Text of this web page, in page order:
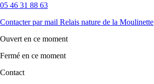
05 46 31 88 63
Contacter par mail Relais nature de la Moulinette
Ouvert en ce moment
Fermé en ce moment
Contact